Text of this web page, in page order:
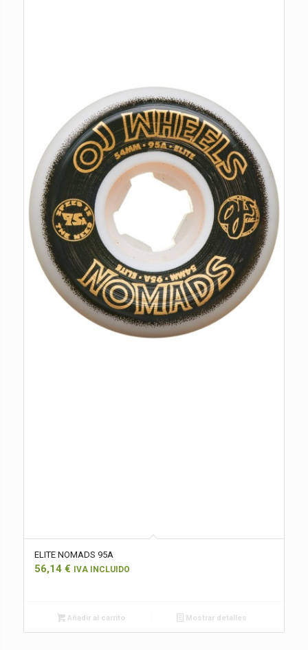
ELITE NOMADS 95A
56,14 € IVA INCLUIDO
Añadir al carrito Mostrar detalles